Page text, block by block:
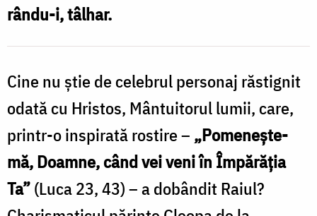
rându-i, tâlhar.
Cine nu știe de celebrul personaj răstignit
odată cu Hristos, Mântuitorul lumii, care,
printr-o inspirată rostire – „Pomenește-
mă, Doamne, când vei veni în Împărăția
Ta”(Luca 23, 43) – a dobândit Raiul?